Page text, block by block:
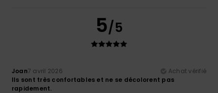
5/5
Joan7 avril 2026
Achat vérifié
Ils sont très confortables et ne se décolorent pas
rapidement.